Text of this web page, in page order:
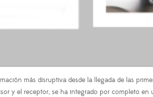
más disruptiva desde la llegada de las
y el receptor, se ha integrado por completo